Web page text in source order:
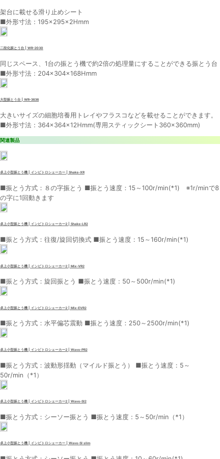
架台に載せる滑り止めシート
■外形寸法：195×295×2Hmm
二段化振とう台 | WR-2030
同じスペース、1台の振とう機で約2倍の処理量にすることができる振とう台
■外形寸法：204×304×168Hmm
大型振とう台 | WR-3636
大きいサイズの細胞培養用トレイやフラスコなどを載せることができます。
■外形寸法：364×364×12Hmm(専用スティックシート360×360mm)
関連製品
卓上小型振とう機 | インビトロシェーカー | Shake-XR
■振とう方式：８の字振とう ■振とう速度：15～100r/min(*1) ※1r/minで8
の字に1回動きます
卓上小型振とう機 | インビトロシェーカー2 | Shake-LR2
■振とう方式：往復/旋回切換式 ■振とう速度：15～160r/min(*1)
卓上小型振とう機 | インビトロシェーカー2 | Mix-VR2
■振とう方式：旋回振とう ■振とう速度：50～500r/min(*1)
卓上小型振とう機 | インビトロシェーカー2 | Mix-EVR2
■振とう方式：水平偏芯震動 ■振とう速度：250～2500r/min(*1)
卓上小型振とう機 | インビトロシェーカー2 | Wave-PR2
■振とう方式：波動形揺動（マイルド振とう） ■振とう速度：5～
50r/min（*1）
卓上小型振とう機 | インビトロシェーカー2 | Wave-SI2
■振とう方式：シーソー振とう ■振とう速度：5～50r/min（*1）
卓上小型振とう機 | インビトロシェーカー | Wave-SI slim